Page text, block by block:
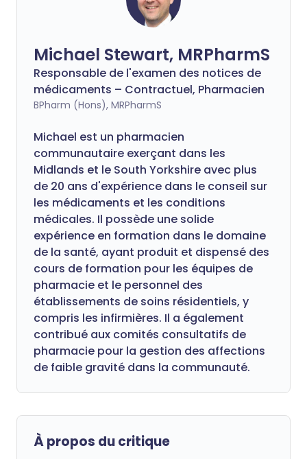
Michael Stewart, MRPharmS
Responsable de l'examen des notices de
médicaments – Contractuel, Pharmacien
BPharm (Hons), MRPharmS
Michael est un pharmacien
communautaire exerçant dans les
Midlands et le South Yorkshire avec plus
de 20 ans d'expérience dans le conseil sur
les médicaments et les conditions
médicales. Il possède une solide
expérience en formation dans le domaine
de la santé, ayant produit et dispensé des
cours de formation pour les équipes de
pharmacie et le personnel des
établissements de soins résidentiels, y
compris les infirmières. Il a également
contribué aux comités consultatifs de
pharmacie pour la gestion des affections
de faible gravité dans la communauté.
À propos du critique